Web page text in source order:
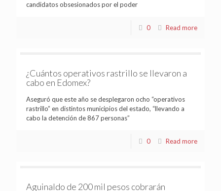
candidatos obsesionados por el poder
0 Read more
¿Cuántos operativos rastrillo se llevaron a
cabo en Edomex?
Aseguró que este año se desplegaron ocho “operativos
rastrillo” en distintos municipios del estado, “llevando a
cabo la detención de 867 personas”
0 Read more
Aguinaldo de 200 mil pesos cobrarán